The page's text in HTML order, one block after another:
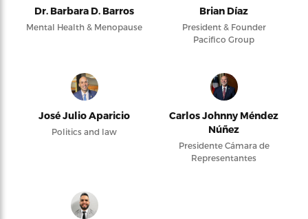
Dr. Barbara D. Barros
Mental Health & Menopause
Brian Díaz
President & Founder
Pacifico Group
José Julio Aparicio
Politics and law
Carlos Johnny Méndez
Núñez
Presidente Cámara de
Representantes